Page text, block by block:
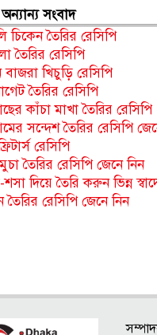
সংবাদ
চিকেন তৈরির রেসিপি
তৈরির রেসিপি
বাজরা খিচুড়ি রেসিপি
তৈরির রেসিপি
কাঁচা মাখা তৈরির রেসিপি
সন্দেশ তৈরির রেসিপি
রেসিপি
তৈরির রেসিপি জেনে নিন
দিয়ে তৈরি করুন ভিন্ন
তৈরির রেসিপি জেনে নিন